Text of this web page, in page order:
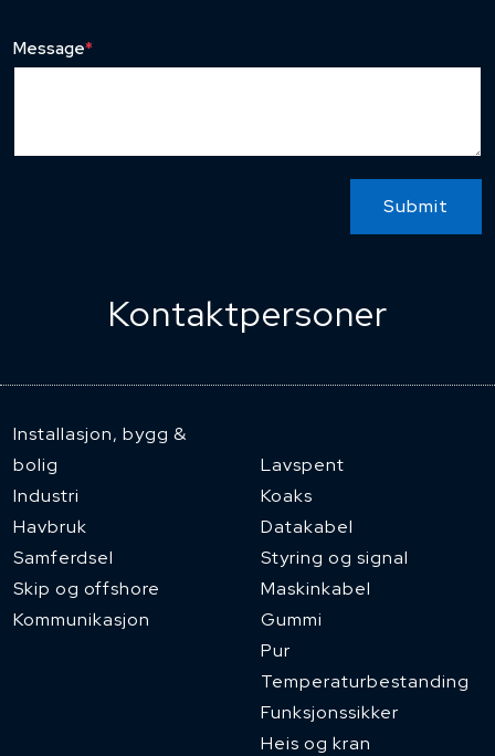
Message*
Submit
Kontaktpersoner
Installasjon, bygg &
bolig
Industri
Havbruk
Samferdsel
Skip og offshore
Kommunikasjon
Lavspent
Koaks
Datakabel
Styring og signal
Maskinkabel
Gummi
Pur
Temperaturbestanding
Funksjonssikker
Heis og kran